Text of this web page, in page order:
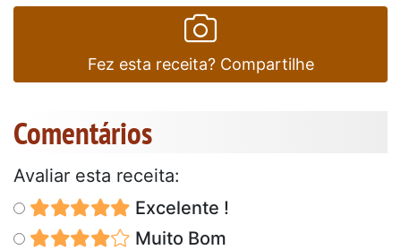
Fez esta receita? Compartilhe
Comentários
Avaliar esta receita:
Excelente !
Muito Bom